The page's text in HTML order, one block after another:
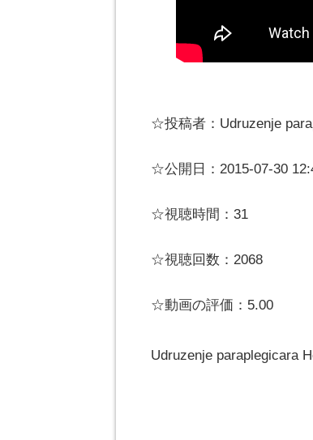
☆投稿者：Udruzenje
☆公開日：2015-07-30
☆視聴時間：31
☆視聴回数：2068
☆動画の評価：5.00
Udruzenje paraplegicara